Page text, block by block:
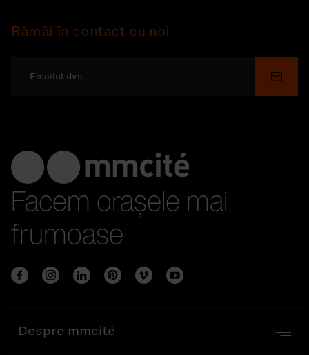
Rămâi în contact cu noi
Facem orașele mai
frumoase
Despre mmcité